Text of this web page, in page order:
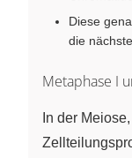
Diese
die
Metaphase I
In der